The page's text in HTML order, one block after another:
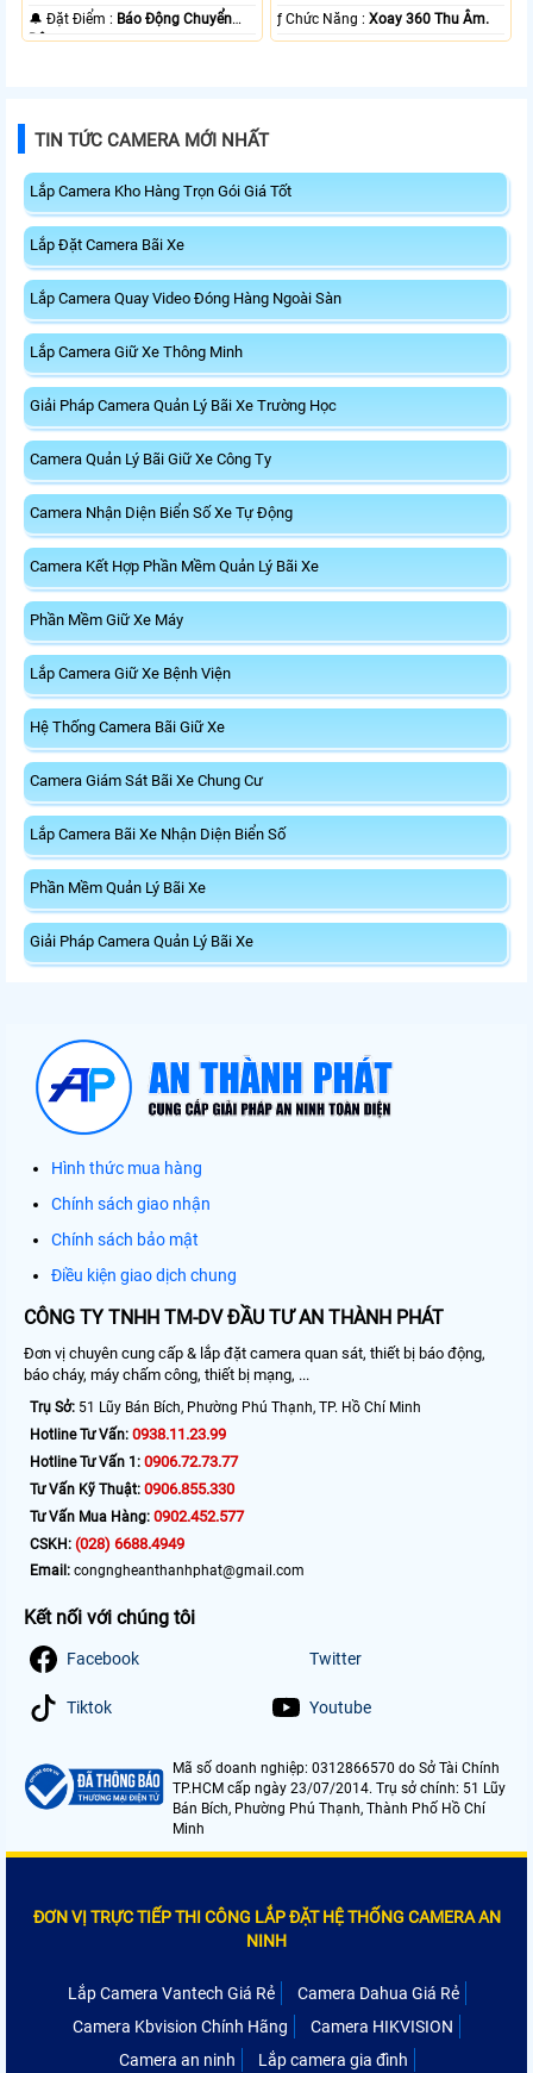
️🔔 Đặt Điểm : Báo Động Chuyển
Động.
️ƒ Chức Năng :Xoay 360 Thu Âm.
TIN TỨC CAMERA MỚI NHẤT
Lắp Camera Kho Hàng Trọn Gói Giá Tốt
Lắp Đặt Camera Bãi Xe
Lắp Camera Quay Video Đóng Hàng Ngoài Sàn
Lắp Camera Giữ Xe Thông Minh
Giải Pháp Camera Quản Lý Bãi Xe Trường Học
Camera Quản Lý Bãi Giữ Xe Công Ty
Camera Nhận Diện Biển Số Xe Tự Động
Camera Kết Hợp Phần Mềm Quản Lý Bãi Xe
Phần Mềm Giữ Xe Máy
Lắp Camera Giữ Xe Bệnh Viện
Hệ Thống Camera Bãi Giữ Xe
Camera Giám Sát Bãi Xe Chung Cư
Lắp Camera Bãi Xe Nhận Diện Biển Số
Phần Mềm Quản Lý Bãi Xe
Giải Pháp Camera Quản Lý Bãi Xe
Hình thức mua hàng
Chính sách giao nhận
Chính sách bảo mật
Điều kiện giao dịch chung
CÔNG TY TNHH TM-DV ĐẦU TƯ AN THÀNH PHÁT
Đơn vị chuyên cung cấp & lắp đặt camera quan sát, thiết bị báo động,
báo cháy, máy chấm công, thiết bị mạng, ...
Trụ Sở: 51 Lũy Bán Bích, Phường Phú Thạnh, TP. Hồ Chí Minh
Hotline Tư Vấn: 0938.11.23.99
Hotline Tư Vấn 1: 0906.72.73.77
Tư Vấn Kỹ Thuật: 0906.855.330
Tư Vấn Mua Hàng: 0902.452.577
CSKH: (028) 6688.4949
Email: congngheanthanhphat@gmail.com
Kết nối với chúng tôi
Facebook Twitter
Tiktok Youtube
Mã số doanh nghiệp: 0312866570 do Sở Tài Chính
TP.HCM cấp ngày 23/07/2014. Trụ sở chính: 51 Lũy
Bán Bích, Phường Phú Thạnh, Thành Phố Hồ Chí
Minh
ĐƠN VỊ TRỰC TIẾP THI CÔNG LẮP ĐẶT HỆ THỐNG CAMERA AN
NINH
Lắp Camera Vantech Giá Rẻ
Camera Dahua Giá Rẻ
Camera Kbvision Chính Hãng
Camera HIKVISION
Camera an ninh
Lắp camera gia đình